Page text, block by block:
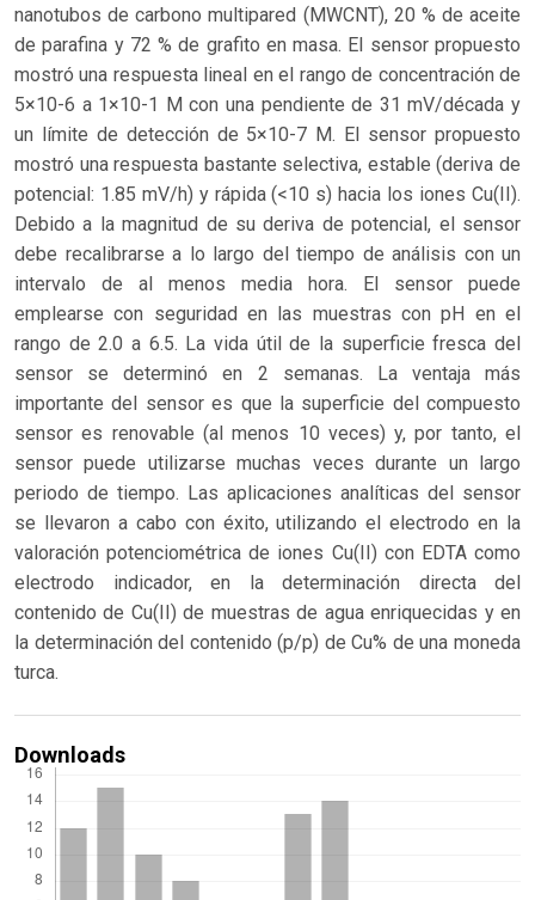
nanotubos de carbono multipared (MWCNT), 20 % de aceite
de parafina y 72 % de grafito en masa. El sensor propuesto
mostró una respuesta lineal en el rango de concentración de
5×10-6 a 1×10-1 M con una pendiente de 31 mV/década y
un límite de detección de 5×10-7 M. El sensor propuesto
mostró una respuesta bastante selectiva, estable (deriva de
potencial: 1.85 mV/h) y rápida (<10 s) hacia los iones Cu(II).
Debido a la magnitud de su deriva de potencial, el sensor
debe recalibrarse a lo largo del tiempo de análisis con un
intervalo de al menos media hora. El sensor puede
emplearse con seguridad en las muestras con pH en el
rango de 2.0 a 6.5. La vida útil de la superficie fresca del
sensor se determinó en 2 semanas. La ventaja más
importante del sensor es que la superficie del compuesto
sensor es renovable (al menos 10 veces) y, por tanto, el
sensor puede utilizarse muchas veces durante un largo
periodo de tiempo. Las aplicaciones analíticas del sensor
se llevaron a cabo con éxito, utilizando el electrodo en la
valoración potenciométrica de iones Cu(II) con EDTA como
electrodo indicador, en la determinación directa del
contenido de Cu(II) de muestras de agua enriquecidas y en
la determinación del contenido (p/p) de Cu% de una moneda
turca.
Downloads